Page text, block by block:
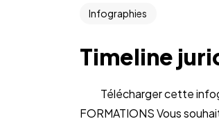
Infographies
Timeline
Télécharger cette
FORMATIONS Vous